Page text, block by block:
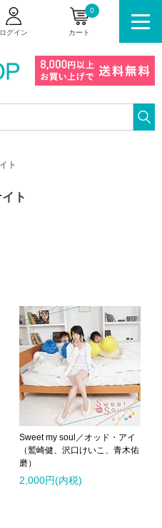
カート
0
ログイン
ト
ト
Sweet my soul／オッド・アイ
（鷲崎健、沢口けいこ、青木佑
磨）
2,000円(内税)